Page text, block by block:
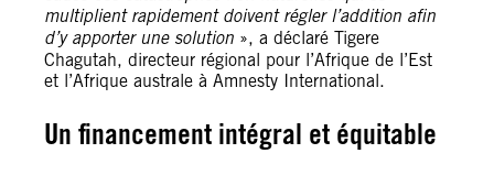
multiplient rapidement doivent régler l’addition afin
d’y apporter une solution », a déclaré Tigere
Chagutah, directeur régional pour l’Afrique de l’Est
et l’Afrique australe à Amnesty International.
Un financement intégral et équitable